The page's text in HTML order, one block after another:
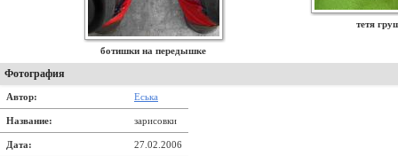
ботишки на передышке
тетя
Фотография
Автор: Еська
Название: зарисовки
Дата: 27.02.2006